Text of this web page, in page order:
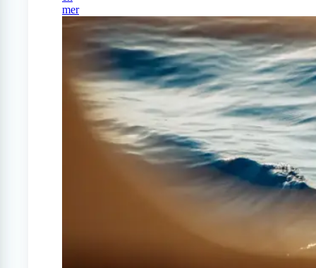
mer